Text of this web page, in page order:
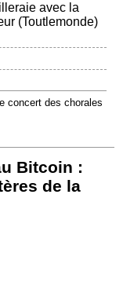
avec la
(Toutlemonde)
concert des chorales
Bitcoin :
de la